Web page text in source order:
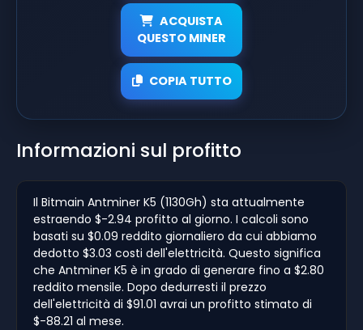
ACQUISTA
QUESTO MINER
COPIA TUTTO
Informazioni sul profitto
Il Bitmain Antminer K5 (1130Gh) sta attualmente
estraendo $-2.94 profitto al giorno. I calcoli sono
basati su $0.09 reddito giornaliero da cui abbiamo
dedotto $3.03 costi dell'elettricità. Questo significa
che Antminer K5 è in grado di generare fino a $2.80
reddito mensile. Dopo dedurresti il prezzo
dell'elettricità di $91.01 avrai un profitto stimato di
$-88.21 al mese.